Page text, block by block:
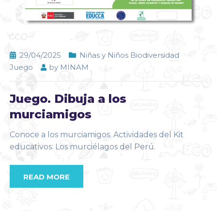
29/04/2025
Niñas y Niños Biodiversidad
Juego
by MINAM
Juego. Dibuja a los
murciamigos
Conoce a los murciamigos. Actividades del Kit
educativos: Los murciélagos del Perú.
READ MORE